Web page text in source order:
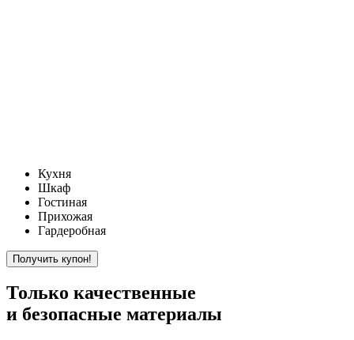
Кухня
Шкаф
Гостиная
Прихожая
Гардеробная
Только качественные
и безопасные материалы